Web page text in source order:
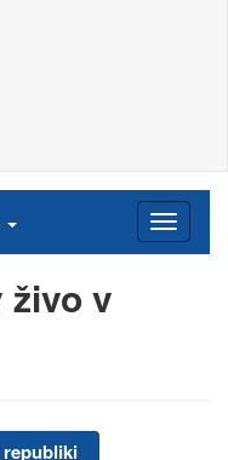
živo v
republiki